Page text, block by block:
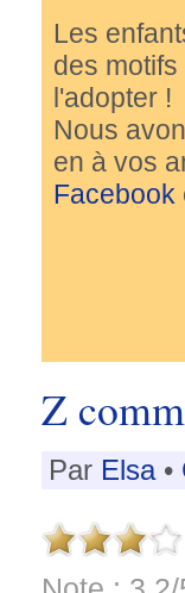
Les
des
l'adopter !
Nous
en à vos
Facebook
Z
Par Elsa•